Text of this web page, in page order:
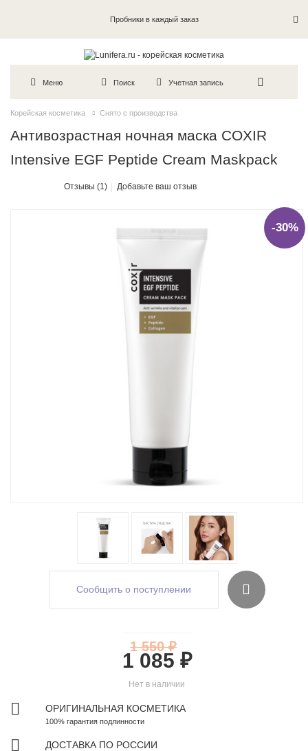
Пробники в каждый заказ
Меню Поиск Учетная запись
Корейская косметика Снято с производства
Антивозрастная ночная маска COXIR
Intensive EGF Peptide Cream Maskpack
Отзывы (1) Добавьте ваш отзыв
-30%
Сообщить о поступлении
Нет в наличии
1 085 ₽
1 550 ₽
ОРИГИНАЛЬНАЯ КОСМЕТИКА
100% гарантия подлинности
ДОСТАВКА ПО РОССИИ